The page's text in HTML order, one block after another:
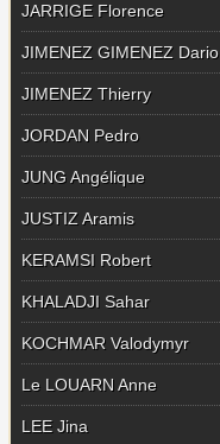
JARRIGE Florence
JIMENEZ GIMENEZ Dario
JIMENEZ Thierry
JORDAN Pedro
JUNG Angélique
JUSTIZ Aramis
KERAMSI Robert
KHALADJI Sahar
KOCHMAR Valodymyr
Le LOUARN Anne
LEE Jina